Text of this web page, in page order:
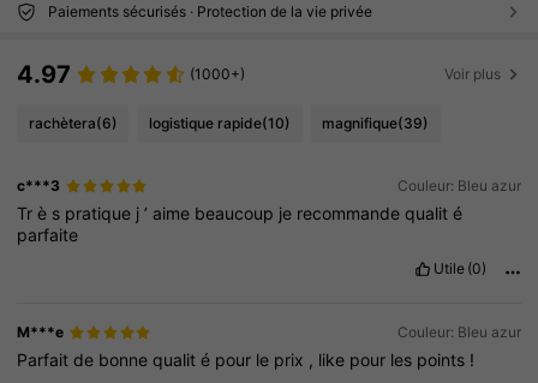
Paiements sécurisés · Protection de la vie privée
4.97 (1000+) Voir plus
rachètera(6) logistique rapide(10) magnifique(39)
c***3 Couleur: Bleu azur
Trè s pratique j’ aime beaucoup je recommandequalité
parfaite
Utile (0)
M***e Couleur: Bleu azur
Parfaitde bonnequalité pour le prix , like pour les points !